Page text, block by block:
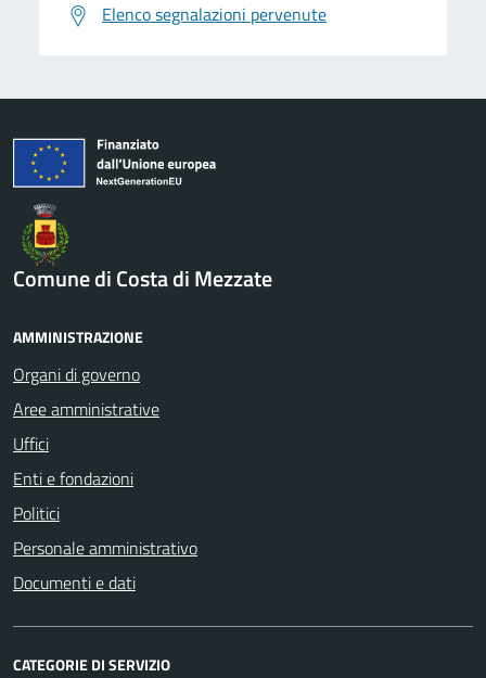
Elenco segnalazioni pervenute
Comune di Costa di Mezzate
AMMINISTRAZIONE
Organi di governo
Aree amministrative
Uffici
Enti e fondazioni
Politici
Personale amministrativo
Documenti e dati
CATEGORIE DI SERVIZIO